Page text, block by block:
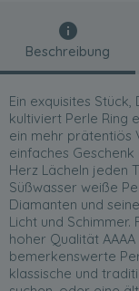
Beschreibung
Ein exquisites
kultiviert Perle Ring
ein mehr prätentiös
einfaches
Herz Lächeln jeden
Süßwasser weiße
Diamanten und
Licht und
hoher Qualität
bemerkenswerte
klassische und